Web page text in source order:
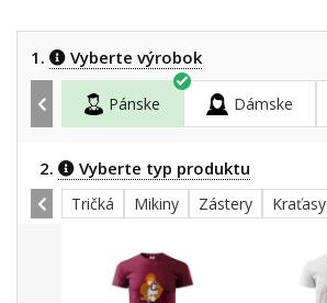
1. Vyberte výrobok
Pánske Dámske
2. Vyberte typ produktu
Tričká Mikiny Zástery Kraťasy